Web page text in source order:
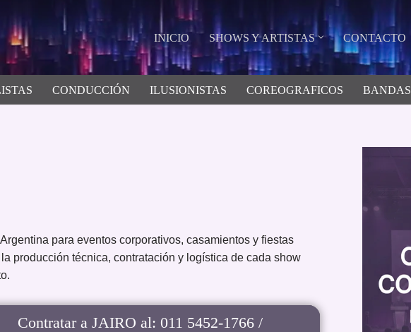
INICIO SHOWS Y ARTISTAS CONTACTO
CONDUCCIÓN ILUSIONISTAS COREOGRAFICOS BANDAS
para eventos corporativos, casamientos y fiestas
producción técnica, contratación y logística de cada show
Contratar a JAIRO al: 011 5452-1766 /